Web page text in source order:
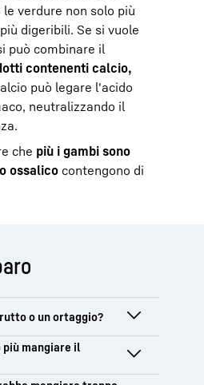
le verdure non solo più
digeribili. Se si vuole
può combinare il
contenenti calcio,
può legare l'acido
neutralizzando il
che più i gambi sono
ossalico contengono di
viene utilizzato
dolci come composte